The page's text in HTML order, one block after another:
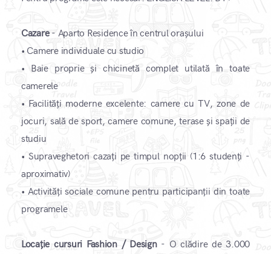
Cazare- Aparto Residence în centrul orașului
• Camere individuale cu studio
• Baie proprie și chicinetă complet utilată în toate
camerele
• Facilități moderne excelente: camere cu TV, zone de
jocuri, sală de sport, camere comune, terase și spații de
studiu
• Supraveghetori cazați pe timpul nopții (1:6 studenți -
aproximativ)
• Activități sociale comune pentru participanții din toate
programele
​Locație cursuri Fashion / Design- O clădire de 3.000